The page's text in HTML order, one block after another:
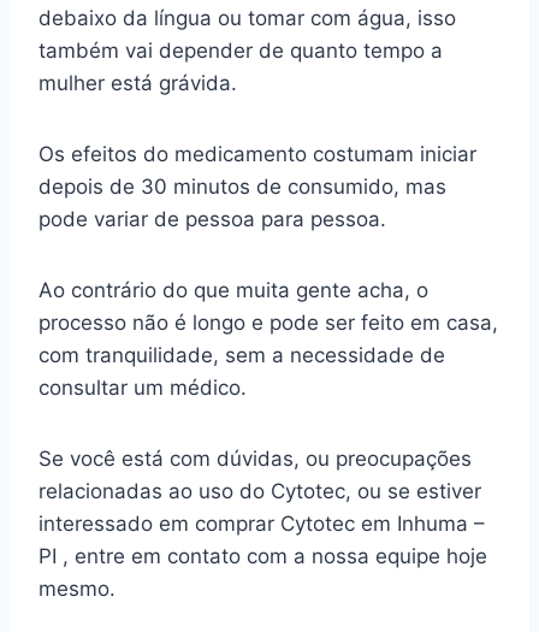
debaixo da língua ou tomar com água, isso
também vai depender de quanto tempo a
mulher está grávida.
Os efeitos do medicamento costumam iniciar
depois de 30 minutos de consumido, mas
pode variar de pessoa para pessoa.
Ao contrário do que muita gente acha, o
processo não é longo e pode ser feito em casa,
com tranquilidade, sem a necessidade de
consultar um médico.
Se você está com dúvidas, ou preocupações
relacionadas ao uso do Cytotec, ou se estiver
interessado em comprar Cytotec em Inhuma –
PI , entre em contato com a nossa equipe hoje
mesmo.